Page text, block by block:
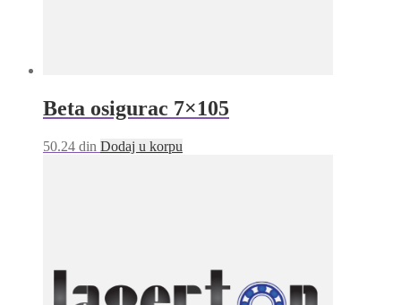
Beta osigurac 7×105
50.24 din Dodaj u korpu